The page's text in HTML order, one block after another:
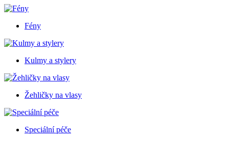
Fény
Kulmy a stylery
Žehličky na vlasy
Speciální péče